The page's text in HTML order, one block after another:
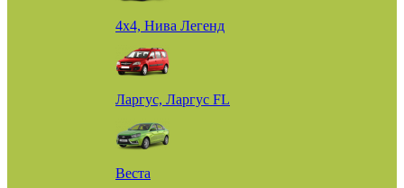
4х4, Нива Легенд
Ларгус, Ларгус FL
Веста